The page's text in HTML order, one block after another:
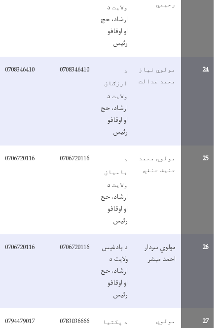
رحیمي
ولایت د
ارشاد، حج
او اوقافو
رئیس
مولوي نیاز
محمد عدالت
د
ارزګان
ولایت د
ارشاد، حج
او اوقافو
رئیس
0708346410
0708346410
مولوي محمد
حنیف حنفي
د
بامیان
ولایت د
ارشاد، حج
او اوقافو
رئیس
0706720116
0706720116
مولوي سردار
احمد مبشر
د بادغیس
ولایت د
ارشاد، حج
او اوقافو
رئیس
0706720116
0706720116
مولوي
د پکتیا
0783036666
0794479017